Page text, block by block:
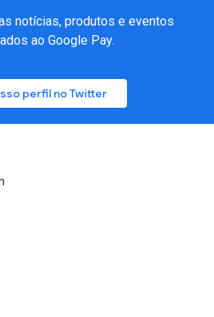
notícias, produtos e eventos
ao Google Pay.
perfil no Twitter